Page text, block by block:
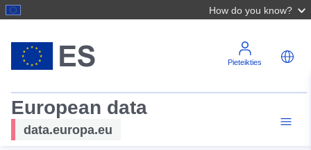
How do you know?
Pieteikties
European data
data.europa.eu